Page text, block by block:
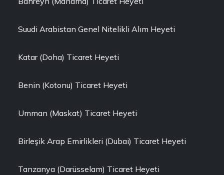
Suudi Arabistan Genel Nitelikli Alım Heyeti
Katar (Doha) Ticaret Heyeti
Benin (Kotonu) Ticaret Heyeti
Umman (Maskat) Ticaret Heyeti
Birleşik Arap Emirlikleri (Dubai) Ticaret Heyeti
Tanzanya (Darüsselam) Ticaret Heyeti